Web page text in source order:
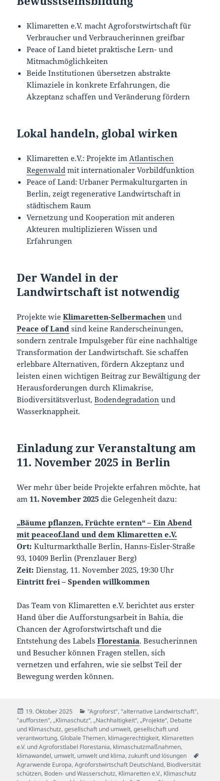
Klimaretten e.V. macht Agroforstwirtschaft für
Verbraucher und Verbraucherinnen greifbar
Peace of Land bietet praktische Lern- und
Mitmachmöglichkeiten
Beide Institutionen übersetzen abstrakte
Klimaziele in konkrete Erfahrungen, die
Akzeptanz schaffen und Veränderung fördern
Lokal handeln, global wirken
Klimaretten e.V.: Projekte im Atlantischen
Regenwald mit internationaler Vorbildfunktion
Peace of Land: Urbaner Permakulturgarten in
Berlin, zeigt regenerative Landwirtschaft in
städtischem Raum
Vernetzung und Kooperation mit anderen
Akteuren multiplizieren Wissen und
Erfahrungen
Der Wandel in der
Landwirtschaft ist notwendig
Projekte wieKlimaretten-Selbermachen und
Peace of Land sind keine Randerscheinungen,
sondern zentrale Impulsgeber für eine nachhaltige
Transformation der Landwirtschaft. Sie schaffen
erlebbare Alternativen, fördern Akzeptanz und
leisten einen wichtigen Beitrag zur Bewältigung der
Herausforderungen durch Klimakrise,
Biodiversitätsverlust,Bodendegradation und
Wasserknappheit.
Einladung zur Veranstaltung am
11. November 2025 in Berlin
Wer mehr über beide Projekte erfahren möchte, hat
am11. November 2025 die Gelegenheit dazu:
„Bäume pflanzen, Früchte ernten“ – Ein Abend
mit peaceof.land und dem Klimaretten e.V.
Ort: Kulturmarkthalle Berlin, Hanns-Eisler-Straße
93, 10409 Berlin (Prenzlauer Berg)
Zeit: Dienstag, 11. November 2025, 19:30 Uhr
Eintritt frei – Spenden willkommen
Das Team von Klimaretten e.V. berichtet aus erster
Hand über die Aufforstungsarbeit in Bahia, die
Chancen der Agroforstwirtschaft und die
Entstehung des LabelsFlorestania. Besucherinnen
und Besucher können Fragen stellen, sich
vernetzen und erfahren, wie sie selbst Teil der
Bewegung werden können.
Veröffentlicht
am
19. Oktober 2025 Kategorien
"Agroforst", "alternative Landwirtschaft",
"aufforsten",„Klimaschutz“, „Nachhaltigkeit“, „Projekte“, Debatte
und Klimaschutz,gesellschaft und umwelt,gesellschaft und
verantwortung,Globale Themen, klimagerechtigkeit, Klimaretten
e.V. und Agroforstlabel Florestania, klimaschutzmaßnahmen,
klimawandel, umwelt, umwelt und klima,zukunft und lösungen
Agrarwende Europa,Agroforstwirtschaft Deutschland, Biodiversität
schützen, Boden- und Wasserschutz, Klimaretten e.V., Klimaschutz